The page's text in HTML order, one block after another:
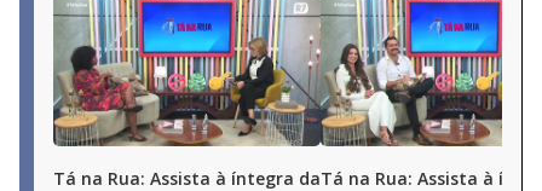
Tá na Rua: Assista à íntegra daTá na Rua: Assista à